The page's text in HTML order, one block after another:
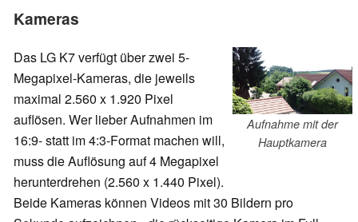
Kameras
Aufnahme mit der
Hauptkamera
Das LG K7 verfügt über zwei 5-
Megapixel-Kameras, die jeweils
maximal 2.560 x 1.920 Pixel
auflösen. Wer lieber Aufnahmen im
16:9- statt im 4:3-Format machen will,
muss die Auflösung auf 4 Megapixel
herunterdrehen (2.560 x 1.440 Pixel).
Beide Kameras können Videos mit 30 Bildern pro